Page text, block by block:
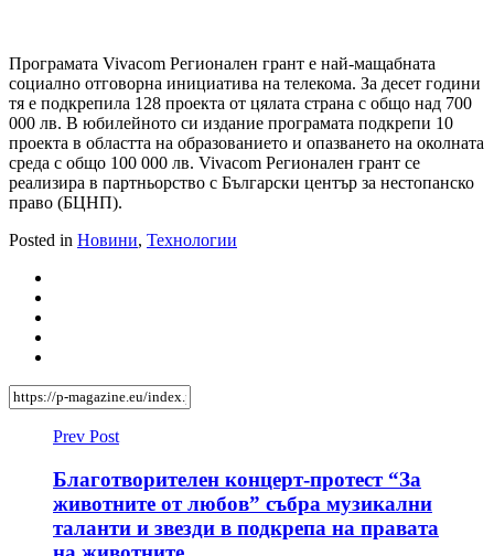
Програмата Vivacom Регионален грант е най-мащабната
социално отговорна инициатива на телекома. За десет години
тя е подкрепила 128 проекта от цялата страна с общо над 700
000 лв. В юбилейното си издание програмата подкрепи 10
проекта в областта на образованието и опазването на околната
среда с общо 100 000 лв. Vivacom Регионален грант се
реализира в партньорство с Български център за нестопанско
право (БЦНП).
Posted in Новини, Технологии
Prev Post
Благотворителен концерт-протест “За
животните от любов” събра музикални
таланти и звезди в подкрепа на правата